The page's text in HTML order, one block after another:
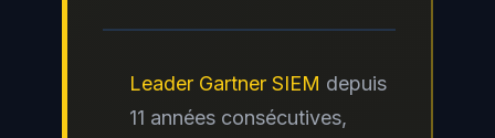
Leader Gartner SIEM depuis
11 années consécutives,